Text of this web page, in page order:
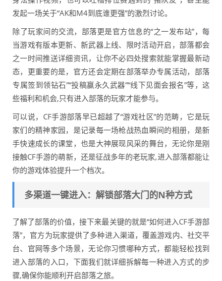
发起一场关于“AK和M4到底谁更强”的激烈讨论。
除了玩家间的交流，部落更是官方信息的“之一发布站”，每
当游戏有版本更新、新武器上线、限时活动开启，部落都会
之一时间推送详细资讯，让你不必四处搜索就能掌握最新动
态，更重要的是，官方还会定期在部落举办专属活动，部落
专属签到领钻石”“投稿赢永久武器”“线下见面会报名”等，这
些福利和机会,只有进入部落的玩家才能参与。
可以说，CF手游部落早已超越了“游戏社区”的范畴，它是玩
家们的精神家园，是记录每一场枪战热血瞬间的相册，是新
手快速成长的课堂，也是大神展现风采的舞台，无论你是刚
接触CF手游的萌新，还是征战多年的老玩家,进入部落都能让
你的游戏体验提升一个档次。
多渠道一键进入：解锁部落大门的N种方式
了解了部落的价值，接下来最关键的就是“如何进入CF手游部
落”，官方为玩家提供了多种进入渠道，覆盖游戏内、社交平
台、官网等多个场景，无论你习惯哪种方式，都能轻松找到
进入部落的入口，下面我们就详细拆解每一种进入方式的步
骤,确保你能顺利开启部落之旅。